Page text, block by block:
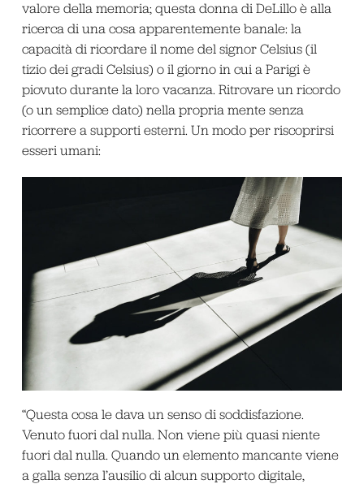
valore della memoria; questa donna di DeLillo è alla
ricerca di una cosa apparentemente banale: la
capacità di ricordare il nome del signor Celsius (il
tizio dei gradi Celsius) o il giorno in cui a Parigi è
piovuto durante la loro vacanza. Ritrovare un ricordo
(o un semplice dato) nella propria mente senza
ricorrere a supporti esterni. Un modo per riscoprirsi
esseri umani:
“Questa cosa le dava un senso di soddisfazione.
Venuto fuori dal nulla. Non viene più quasi niente
fuori dal nulla. Quando un elemento mancante viene
a galla senza l’ausilio di alcun supporto digitale,